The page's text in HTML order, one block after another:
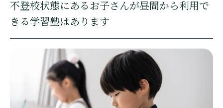
不登校状態にあるお子さんが昼間から利用で
きる学習塾はあります